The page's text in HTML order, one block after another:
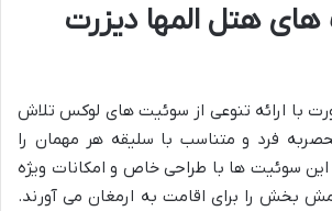
های هتل المها دیزرت
با ارائه تنوعی از سوئیت های لوکس تلاش
فرد و متناسب با سلیقه هر مهمان را
این سوئیت ها با طراحی خاص و امکانات ویژه
بخش را برای اقامت به ارمغان می آورند.